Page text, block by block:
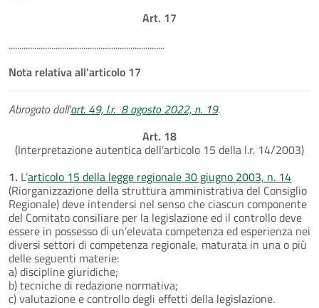
Art. 17
.........................................................................
Nota relativa all'articolo 17
Abrogato dall'art. 49, l.r. 8 agosto 2022, n. 19.
Art. 18
(Interpretazione autentica dell’articolo 15 della l.r. 14/2003)
1. L’articolo 15 della legge regionale 30 giugno 2003, n. 14
(Riorganizzazione della struttura amministrativa del Consiglio
Regionale) deve intendersi nel senso che ciascun componente
del Comitato consiliare per la legislazione ed il controllo deve
essere in possesso di un’elevata competenza ed esperienza nei
diversi settori di competenza regionale, maturata in una o più
delle seguenti materie:
a) discipline giuridiche;
b) tecniche di redazione normativa;
c) valutazione e controllo degli effetti della legislazione.